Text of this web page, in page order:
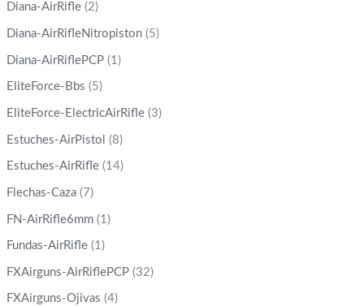
Diana-AirRifle (2)
Diana-AirRifleNitropiston (5)
Diana-AirRiflePCP (1)
EliteForce-Bbs (5)
EliteForce-ElectricAirRifle (3)
Estuches-AirPistol (8)
Estuches-AirRifle (14)
Flechas-Caza (7)
FN-AirRifle6mm (1)
Fundas-AirRifle (1)
FXAirguns-AirRiflePCP (32)
FXAirguns-Ojivas (4)